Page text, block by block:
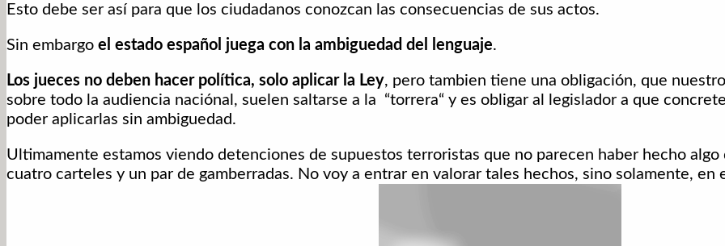
Esto debe ser así para que los ciudadanos conozcan las consecuencias de sus actos.
Sin embargo el estado español juega con la ambiguedad del lenguaje.
Los jueces no deben hacer política, solo aplicar la Ley, pero tambien tiene una obligación, que
sobre todo la audiencia naciónal, suelen saltarse a la “torrera“ y es obligar al legislador a que
poder aplicarlas sin ambiguedad.
Ultimamente estamos viendo detenciones de supuestos terroristas que no parecen haber hecho
cuatro carteles y un par de gamberradas. No voy a entrar en valorar tales hechos, sino solamente, en